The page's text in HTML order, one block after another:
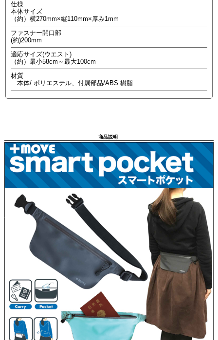
仕様
本体サイズ
（約）横270mm×縦110mm×厚み1mm
ファスナー開口部
(約)200mm
適応サイズ(ウエスト)
（約）最小58cm～最大100cm
材質
本体/ ポリエステル、付属部品/ABS 樹脂
商品説明